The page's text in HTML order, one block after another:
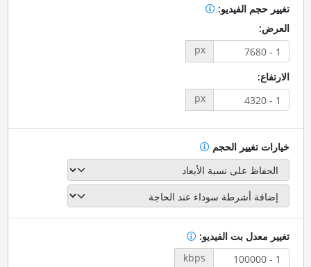
تغيير حجم الفيديو:
العرض:
px
الارتفاع:
px
خيارات تغيير الحجم
تغيير معدل بت الفيديو:
kbps